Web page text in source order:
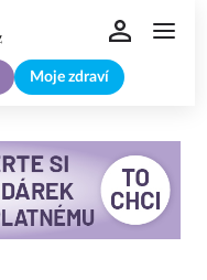
Moje zdraví